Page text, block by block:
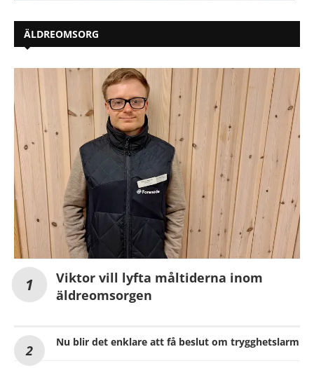
ÄLDREOMSORG
Viktor vill lyfta måltiderna inom
äldreomsorgen
Nu blir det enklare att få beslut om trygghetslarm